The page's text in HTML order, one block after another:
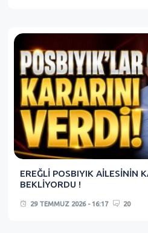
EREĞLİ POSBIYIK AİLESİNİN
BEKLİYORDU !
29 TEMMUZ 2026 - 16:17 20